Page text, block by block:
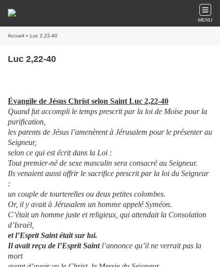
MENU
Accueil » Luc 2,22-40
Luc 2,22-40
Évangile de Jésus Christ selon Saint Luc 2,22-40
Quand fut accompli le temps prescrit par la loi de Moïse pour la
purification,
les parents de Jésus l’amenèrent à Jérusalem pour le présenter au
Seigneur,
selon ce qui est écrit dans la Loi :
Tout premier-né de sexe masculin sera consacré au Seigneur.
Ils venaient aussi offrir le sacrifice prescrit par la loi du Seigneur
:
un couple de tourterelles ou deux petites colombes.
Or, il y avait à Jérusalem un homme appelé Syméon.
C’était un homme juste et religieux, qui attendait la Consolation
d’Israël,
et l’Esprit Saint était sur lui.
Il avait reçu de l’Esprit Saintl’annonce qu’il ne verrait pas la
mort